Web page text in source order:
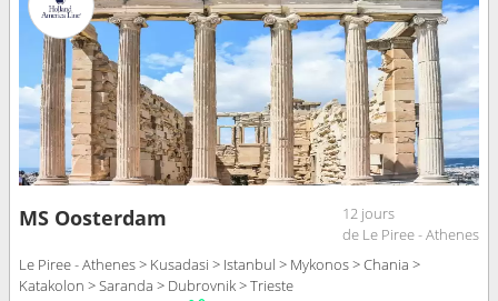
MS Oosterdam
12 jours
de Le Piree - Athenes
Le Piree - Athenes > Kusadasi > Istanbul > Mykonos > Chania >
Katakolon > Saranda > Dubrovnik > Trieste